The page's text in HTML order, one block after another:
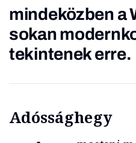
mindeközben a
sokan
tekintenek erre.
Adóssághegy